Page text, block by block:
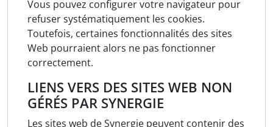
Vous pouvez configurer votre navigateur pour
refuser systématiquement les cookies.
Toutefois, certaines fonctionnalités des sites
Web pourraient alors ne pas fonctionner
correctement.
LIENS VERS DES SITES WEB NON
GÉRÉS PAR SYNERGIE
Les sites web de Synergie peuvent contenir des